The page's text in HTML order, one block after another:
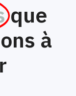
que
à